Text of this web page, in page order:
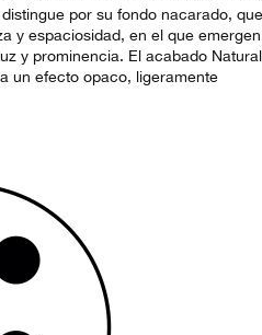
por su fondo nacarado, que
y espaciosidad, en el que emergen
y prominencia. El acabado Natural
un efecto opaco, ligeramente